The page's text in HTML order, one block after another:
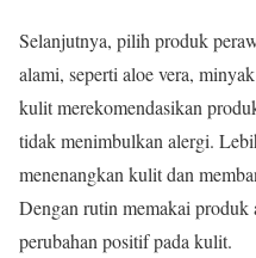
Selanjutnya, pilih produk
alami, seperti aloe vera,
kulit merekomendasikan
tidak menimbulkan alergi.
menenangkan kulit dan
Dengan rutin memakai
perubahan positif pada kulit.